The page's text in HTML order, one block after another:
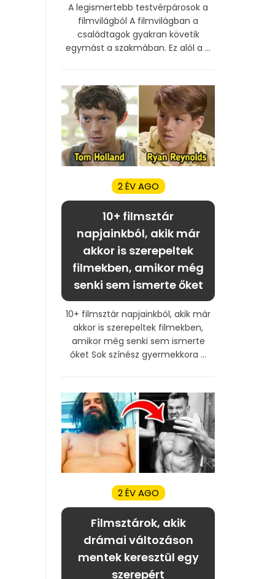
A legismertebb testvérpárosok a
filmvilágból A filmvilágban a
családtagok gyakran követik
egymást a szakmában. Ez alól a ...
2 ÉV AGO
10+ filmsztár
napjainkból, akik már
akkor is szerepeltek
filmekben, amikor még
senki sem ismerte őket
10+ filmsztár napjainkból, akik már
akkor is szerepeltek filmekben,
amikor még senki sem ismerte
őket Sok színész gyermekkora ...
2 ÉV AGO
Filmsztárok, akik
drámai változáson
mentek keresztül egy
szerepért